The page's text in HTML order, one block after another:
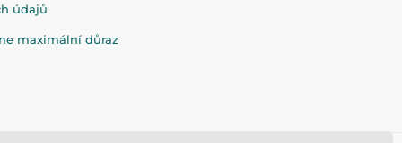
údajů
maximální důraz